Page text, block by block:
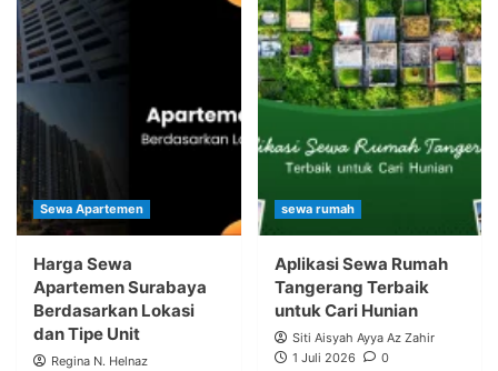
Sewa Apartemen
Harga Sewa
Apartemen Surabaya
Berdasarkan Lokasi
dan Tipe Unit
Regina N. Helnaz
sewa rumah
Aplikasi Sewa Rumah
Tangerang Terbaik
untuk Cari Hunian
Siti Aisyah Ayya Az Zahir
1 Juli 2026
0